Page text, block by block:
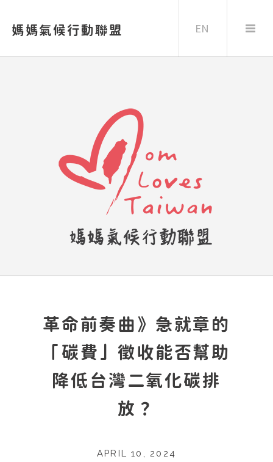
媽媽氣候行動聯盟 EN
革命前奏曲》急就章的
「碳費」徵收能否幫助
降低台灣二氧化碳排
放？
APRIL 10, 2024